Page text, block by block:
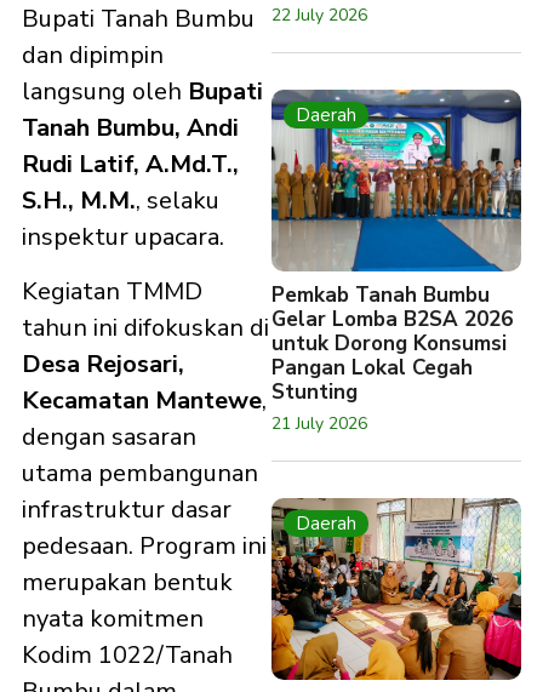
Bupati Tanah Bumbu
dan dipimpin
langsung oleh Bupati
Tanah Bumbu, Andi
Rudi Latif, A.Md.T.,
S.H., M.M., selaku
inspektur upacara.
Kegiatan TMMD
tahun ini difokuskan di
Desa Rejosari,
Kecamatan Mantewe,
dengan sasaran
utama pembangunan
infrastruktur dasar
pedesaan. Program ini
merupakan bentuk
nyata komitmen
Kodim 1022/Tanah
22 July 2026
Daerah
Pemkab Tanah Bumbu
Gelar Lomba B2SA 2026
untuk Dorong Konsumsi
Pangan Lokal Cegah
Stunting
21 July 2026
Daerah